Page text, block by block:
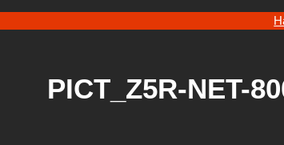
PICT_Z5R-NET-